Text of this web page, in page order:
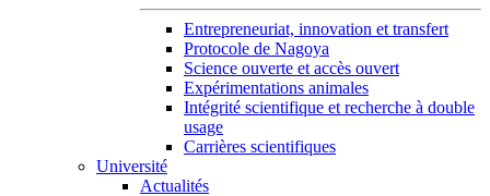
Entrepreneuriat, innovation et transfert
Protocole de Nagoya
Science ouverte et accès ouvert
Expérimentations animales
Intégrité scientifique et recherche à double
usage
Carrières scientifiques
Université
Actualités